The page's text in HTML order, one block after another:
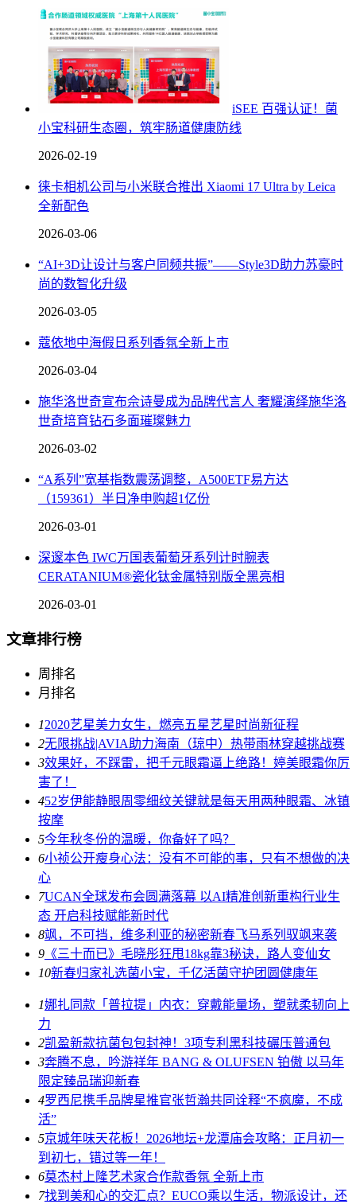
iSEE 百强认证！菌
小宝科研生态圈，筑牢肠道健康防线
2026-02-19
徕卡相机公司与小米联合推出 Xiaomi 17 Ultra by Leica
全新配色
2026-03-06
“AI+3D让设计与客户同频共振”——Style3D助力苏豪时
尚的数智化升级
2026-03-05
蔻依地中海假日系列香氛全新上市
2026-03-04
施华洛世奇宣布佘诗曼成为品牌代言人 奢耀演绎施华洛
世奇培育钻石多面璀璨魅力
2026-03-02
“A系列”宽基指数震荡调整，A500ETF易方达
（159361）半日净申购超1亿份
2026-03-01
深邃本色 IWC万国表葡萄牙系列计时腕表
CERATANIUM®瓷化钛金属特别版全黑亮相
2026-03-01
文章排行榜
周排名
月排名
12020艺星美力女生，燃亮五星艺星时尚新征程
2无限挑战|AVIA助力海南（琼中）热带雨林穿越挑战赛
3效果好，不踩雷，把千元眼霜逼上绝路！婷美眼霜你厉
害了！
452岁伊能静眼周零细纹关键就是每天用两种眼霜、冰镇
按摩
5今年秋冬份的温暖，你备好了吗？
6小祯公开瘦身心法：没有不可能的事，只有不想做的决
心
7UCAN全球发布会圆满落幕 以AI精准创新重构行业生
态 开启科技赋能新时代
8飒，不可挡，维多利亚的秘密新春飞马系列驭飒来袭
9 《三十而已》毛晓彤狂甩18kg靠3秘诀，路人变仙女
10新春归家礼选菌小宝，千亿活菌守护团圆健康年
1娜扎同款「普拉提」内衣：穿戴能量场，塑就柔韧向上
力
2凯盈新款抗菌包包封神！3项专利黑科技碾压普通包
3奔腾不息，吟游祥年 BANG & OLUFSEN 铂傲 以马年
限定臻品瑞迎新春
4罗西尼携手品牌星推官张哲瀚共同诠释“不疯魔，不成
活”
5京城年味天花板！2026地坛+龙潭庙会攻略：正月初一
到初七，错过等一年！
6莫杰村上隆艺术家合作款香氛 全新上市
7找到美和心的交汇点？EUCO乘以生活，物派设计，还